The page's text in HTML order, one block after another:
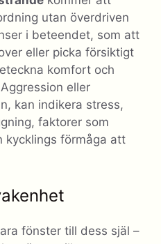
utan överdriven
i beteendet, som att
eller picka försiktigt
komfort och
eller
kan indikera stress,
faktorer som
kycklings förmåga att
fönster till dess själ –